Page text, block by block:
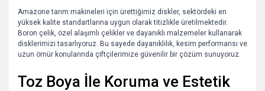
Amazone tarım makineleri için ürettiğimiz diskler, sektördeki en
yüksek kalite standartlarına uygun olarak titizlikle üretilmektedir.
Boron çelik, özel alaşımlı çelikler ve dayanıklı malzemeler kullanarak
disklerimizi tasarlıyoruz. Bu sayede dayanıklılık, kesim performansı ve
uzun ömür konularında çiftçilerimize güvenilir bir çözüm sunuyoruz.
Toz Boya İle Koruma ve Estetik